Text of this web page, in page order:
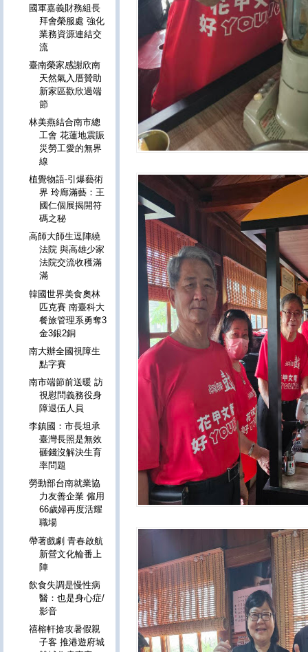
國軍嘉義財務組長
拜會榮服處 強化
業務資源連結交
流
臺南榮家感謝欣南
天然氣入厝贊助
新家區歡欣過端
節
林美燕結合南市總
工會 花蓮地震賑
災勞工愛的無界
線
植覺物語-引爆藝術
界 玲廊滿藝：王
國仁個展揭開符
碼之秘
高師大師生逗陣繞
法院 與高雄少家
法院交流收穫滿
滿
韓國世界美食奧林
匹克賽 南臺科大
餐旅管理系勇奪3
金3銀2銅
南大辦全國視障生
點字賽
南市端節前送暖 訪
視慰問義務役身
障退伍人員
李鎮國：市長坦承
臺灣長照是無效
砸錢沒解決生育
率問題
勞動部台南就業協
力友善企業 僱用
66歲婦再度活耀
職場
帶著戲劇 青春啟航
新營文化輪番上
陣
飲食失調是慢性病
醫：也是身心症/
影音
禧榕軒搶攻暑假親
子客 推港遊府城